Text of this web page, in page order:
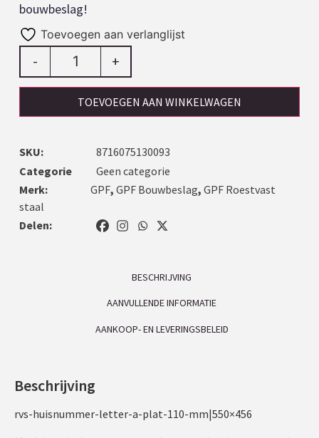
bouwbeslag!
Toevoegen aan verlanglijst
- +
TOEVOEGEN AAN WINKELWAGEN
SKU:
8716075130093
Categorie
Geen categorie
Merk:
GPF, GPF Bouwbeslag, GPF Roestvast
staal
Delen:
BESCHRIJVING
AANVULLENDE INFORMATIE
AANKOOP- EN LEVERINGSBELEID
Beschrijving
rvs-huisnummer-letter-a-plat-110-mm|550×456